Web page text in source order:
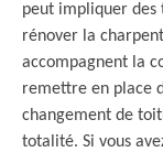
peut impliquer des
rénover la
accompagnent la
remettre en place
changement de
totalité. Si vous